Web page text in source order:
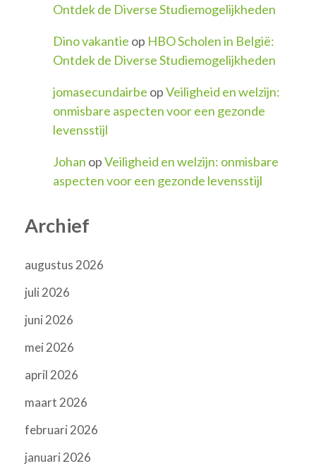
Ontdek de Diverse Studiemogelijkheden
Dino vakantie op HBO Scholen in België:
Ontdek de Diverse Studiemogelijkheden
jomasecundairbe opVeiligheid en welzijn:
onmisbare aspecten voor een gezonde
levensstijl
Johan opVeiligheid en welzijn: onmisbare
aspecten voor een gezonde levensstijl
Archief
augustus 2026
juli 2026
juni 2026
mei 2026
april 2026
maart 2026
februari 2026
januari 2026